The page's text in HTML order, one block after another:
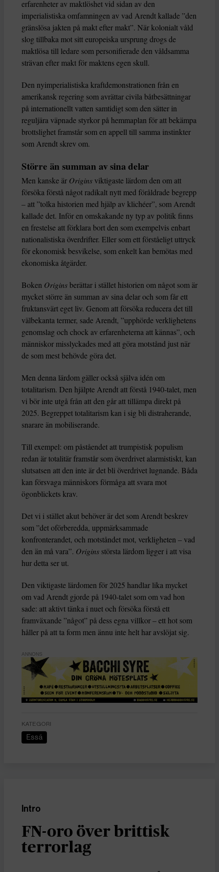
erfarenheter av maktlöshet vid sidan av den
imperialistiska omfamningen av vad Arendt kallade ”den
gränslösa jakten på makt efter makt”. När kolonialt våld
slog tillbaka mot sitt europeiska ursprung drogs de
maktlösa till ledare som personifierade den våldsamma
strävan efter makt för maktens egen skull.
Den nyimperialistiska kraftdemonstrationen från en
amerikansk regering som avrättar civila båtbesättningar
på internationellt vatten samtidigt som den sätter in
reguljära väpnade styrkor på hemmaplan för att bekämpa
brottslighet framstår som en appell till samma instinkter
som Arendt skrev om.
Större än summan av sina delar
Men kanske är Origins viktigaste lärdom den om att
försöka förstå något radikalt nytt med föråldrade begrepp
– att ”tolka historien med hjälp av klichéer”, som Arendt
kallade det. Inför en omskakande ny typ av politik finns
en frestelse att förklara bort den som exempelvis enbart
nationalistiska överdrifter. Eller som ett förståeligt uttryck
för ekonomisk besvikelse, som enkelt kan bemötas med
ekonomiska åtgärder.
Boken Originsberättar i stället historien om något som är
mycket större än summan av sina delar och som får ett
fruktansvärt eget liv. Genom att försöka reducera det till
välbekanta termer, sade Arendt, ”upphörde verklighetens
genomslag och chock av erfarenheterna att kännas”, och
människor misslyckades med att göra motstånd just när
de som mest behövde göra det.
Men denna lärdom gäller också själva idén om
totalitarism. Den hjälpte Arendt att förstå 1940-talet, men
vi bör inte utgå från att den går att tillämpa direkt på
2025. Begreppet totalitarism kan i sig bli distraherande,
snarare än mobiliserande.
Till exempel: om påståendet att trumpistisk populism
redan är totalitär framstår som överdrivet alarmistiskt, kan
slutsatsen att den inte är det bli överdrivet lugnande. Båda
kan försvaga människors förmåga att svara mot
ögonblickets krav.
Det vi i stället akut behöver är det som Arendt beskrev
som ”det oförberedda, uppmärksammade
konfronterandet, och motståndet mot, verkligheten – vad
den än må vara”. Origins största lärdom ligger i att visa
hur detta ser ut.
Den viktigaste lärdomen för 2025 handlar lika mycket
om vad Arendt gjorde på 1940-talet som om vad hon
sade: att aktivt tänka i nuet och försöka förstå ett
framväxande ”något” på dess egna villkor – ett hot som
håller på att ta form men ännu inte helt har avslöjat sig.
ANNONS
KATEGORI
Essä
Intro
FN-oro över brittisk
terrorlag